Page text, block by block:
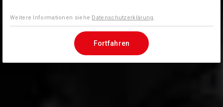
Weitere Informationen siehe Datenschutzerklärung
Fortfahren